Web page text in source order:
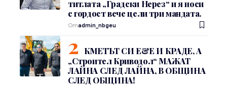
титлата „Градски Нерез“ и я носи
с гордост вече цели три мандата.
Отadmin_nbgeu
КМЕТЪТ СИ Е&Е И КРАДЕ, А
„Строител Криводол“ МАЖАТ
ЛАЙНА СЛЕД ЛАЙНА, В ОБЩИНА
СЛЕД ОБЩИНА!